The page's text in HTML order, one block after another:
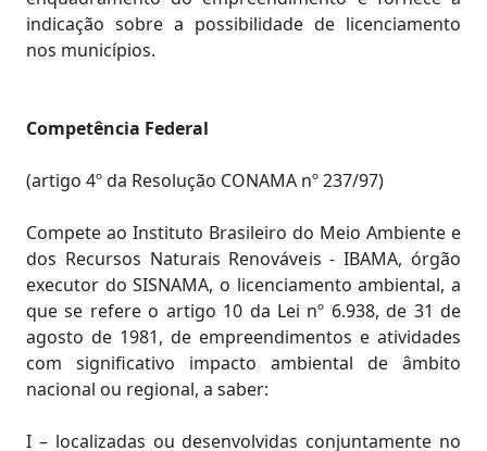
indicação sobre a possibilidade de licenciamento
nos municípios.
Competência Federal
(artigo 4º da Resolução CONAMA nº 237/97)
Compete ao Instituto Brasileiro do Meio Ambiente e
dos Recursos Naturais Renováveis - IBAMA, órgão
executor do SISNAMA, o licenciamento ambiental, a
que se refere o artigo 10 da Lei nº 6.938, de 31 de
agosto de 1981, de empreendimentos e atividades
com significativo impacto ambiental de âmbito
nacional ou regional, a saber:
I – localizadas ou desenvolvidas conjuntamente no